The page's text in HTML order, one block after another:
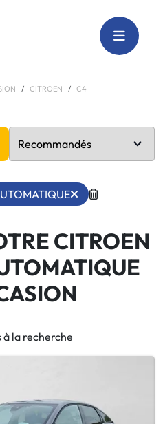
CITROEN
C4
CITROEN
la recherche